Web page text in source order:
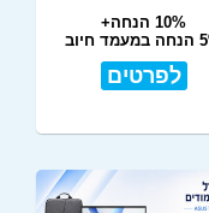
10% הנחה+
חיוב
לפרטים